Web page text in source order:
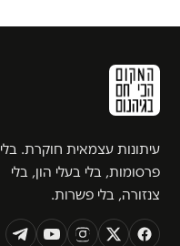
עיתונות עצמאית חוקרת. בלי
פרסומות, בלי בעלי הון, בלי
צנזורה, בלי פשרות.